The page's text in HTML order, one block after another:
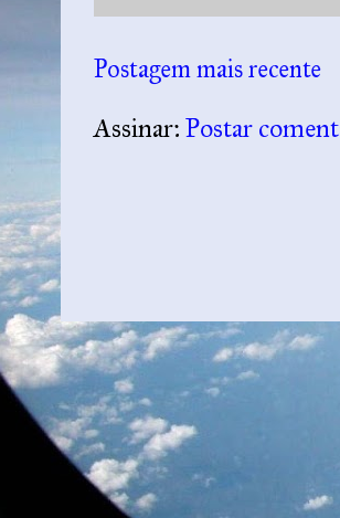
Postagem mais recente
Assinar: Postar